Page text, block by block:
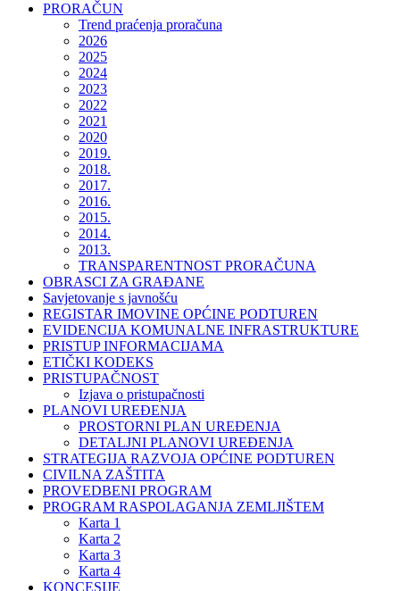
PRORAČUN
Trend praćenja proračuna
2026
2025
2024
2023
2022
2021
2020
2019.
2018.
2017.
2016.
2015.
2014.
2013.
TRANSPARENTNOST PRORAČUNA
OBRASCI ZA GRAĐANE
Savjetovanje s javnošću
REGISTAR IMOVINE OPĆINE PODTUREN
EVIDENCIJA KOMUNALNE INFRASTRUKTURE
PRISTUP INFORMACIJAMA
ETIČKI KODEKS
PRISTUPAČNOST
Izjava o pristupačnosti
PLANOVI UREĐENJA
PROSTORNI PLAN UREĐENJA
DETALJNI PLANOVI UREĐENJA
STRATEGIJA RAZVOJA OPĆINE PODTUREN
CIVILNA ZAŠTITA
PROVEDBENI PROGRAM
PROGRAM RASPOLAGANJA ZEMLJIŠTEM
Karta 1
Karta 2
Karta 3
Karta 4
KONCESIJE